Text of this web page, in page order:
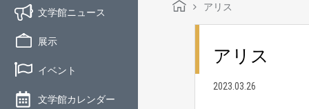
文学館ニュース
展示
イベント
文学館カレンダー
アリス
アリス
2023.03.26